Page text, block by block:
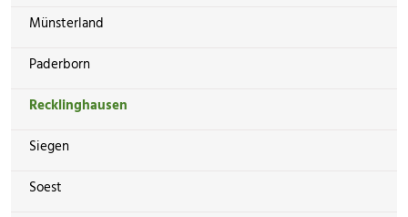
Münsterland
Paderborn
Recklinghausen
Siegen
Soest